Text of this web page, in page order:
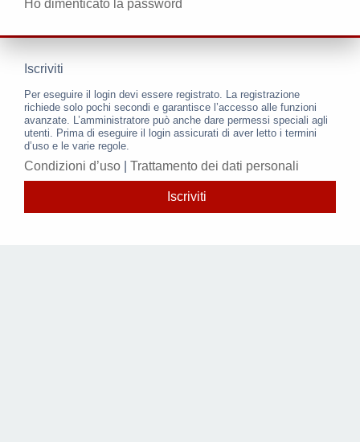
Ho dimenticato la password
Iscriviti
Per eseguire il login devi essere registrato. La registrazione
richiede solo pochi secondi e garantisce l’accesso alle funzioni
avanzate. L’amministratore può anche dare permessi speciali agli
utenti. Prima di eseguire il login assicurati di aver letto i termini
d’uso e le varie regole.
Condizioni d’uso Trattamento dei dati personali
Iscriviti